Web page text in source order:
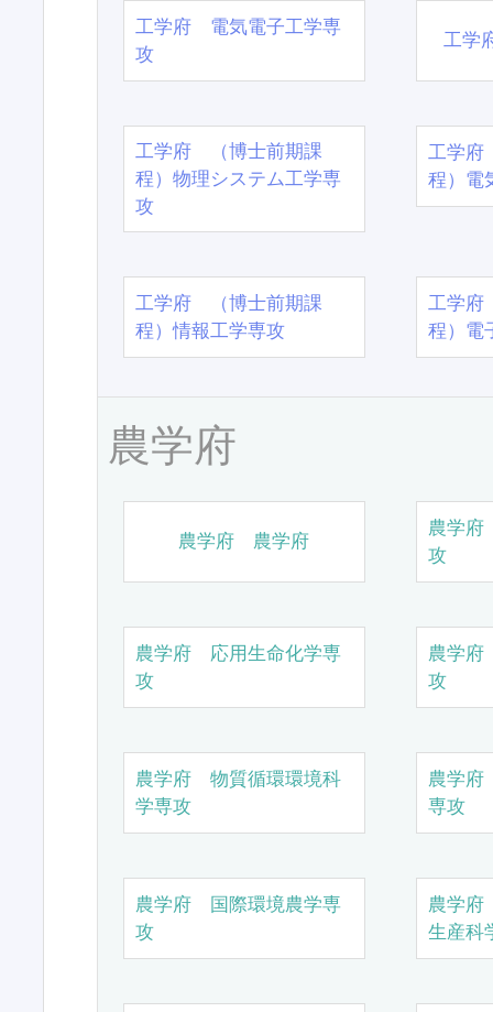
工学府 電気電子工学専
攻
工学
工学府 （博士前期課
程）物理システム工学専
攻
工学
程）電
工学府 （博士前期課
程）情報工学専攻
工学
程）電
農学府
農学府 農学府
農学
攻
農学府 応用生命化学専
攻
農学
攻
農学府 物質循環環境科
学専攻
農学
専攻
農学府 国際環境農学専
攻
農学
生産科